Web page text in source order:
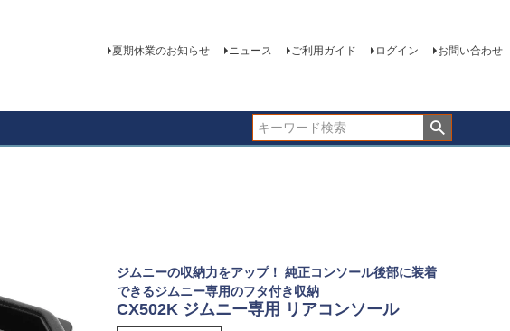
夏期休業のお知らせ ニュース ご利用ガイド ログイン お問い合わせ
ジムニーの収納力をアップ！ 純正コンソール後部に装着
できるジムニー専用のフタ付き収納
CX502K ジムニー専用 リアコンソール